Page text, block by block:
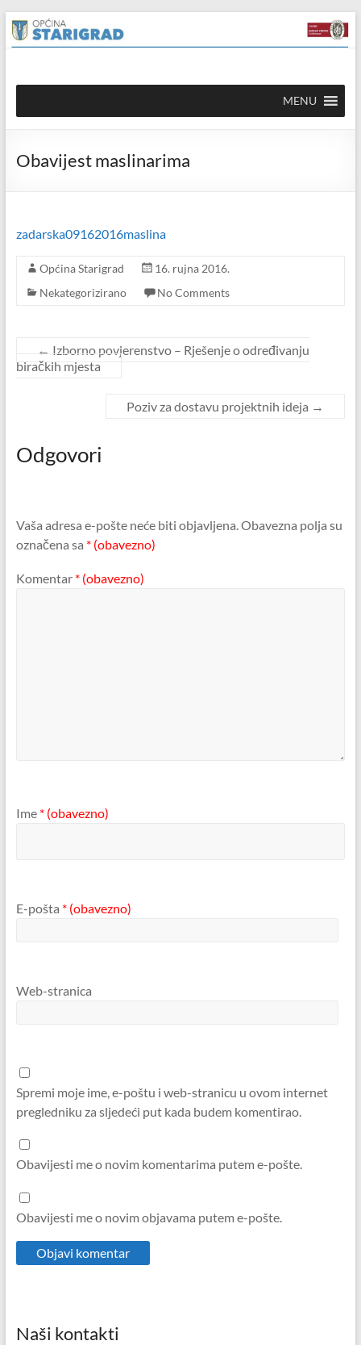
content
Skip
to
content
Općina
Starigrad
mrežna
MENU
Obavijest maslinarima
zadarska09162016maslina
Općina Starigrad
16. rujna 2016.
Nekategorizirano
No Comments
← Izborno povjerenstvo – Rješenje o određivanju
biračkih mjesta
Poziv za dostavu projektnih ideja →
Odgovori
Vaša adresa e-pošte neće biti objavljena.Obavezna polja su
označena sa * (obavezno)
Komentar * (obavezno)
Ime * (obavezno)
E-pošta * (obavezno)
Web-stranica
Spremi moje ime, e-poštu i web-stranicu u ovom internet
pregledniku za sljedeći put kada budem komentirao.
Obavijesti me o novim komentarima putem e-pošte.
Obavijesti me o novim objavama putem e-pošte.
Naši kontakti